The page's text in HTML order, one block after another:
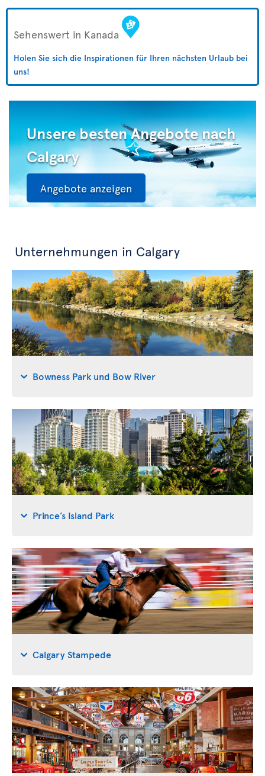
Sehenswert in Kanada
Holen Sie sich die Inspirationen für Ihren nächsten Urlaub bei
uns!
Unsere besten Angebote nach
Calgary
Angebote anzeigen
Unternehmungen in Calgary
Bowness Park und Bow River
Prince’s Island Park
Calgary Stampede